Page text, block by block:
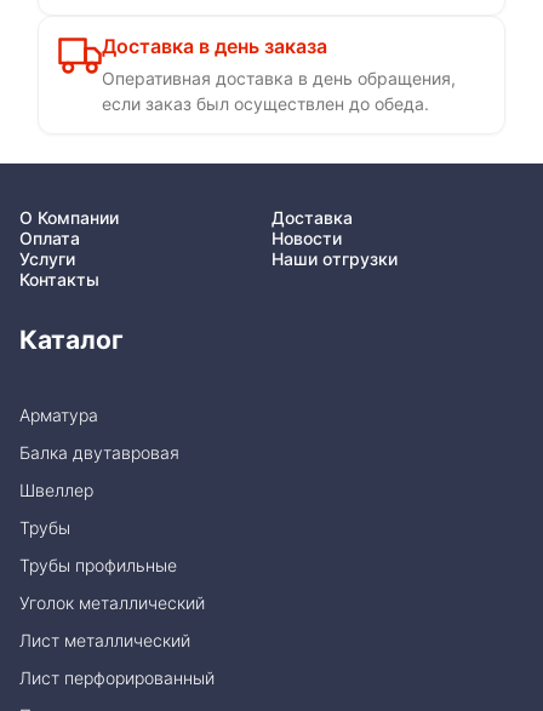
Доставка в день заказа
Оперативная доставка в день обращения,
если заказ был осуществлен до обеда.
О Компании
Доставка
Оплата
Новости
Услуги
Наши отгрузки
Контакты
Каталог
Арматура
Балка двутавровая
Швеллер
Трубы
Трубы профильные
Уголок металлический
Лист металлический
Лист перфорированный